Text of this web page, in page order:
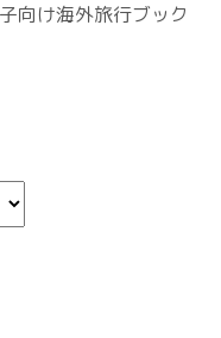
向け海外旅行ブック